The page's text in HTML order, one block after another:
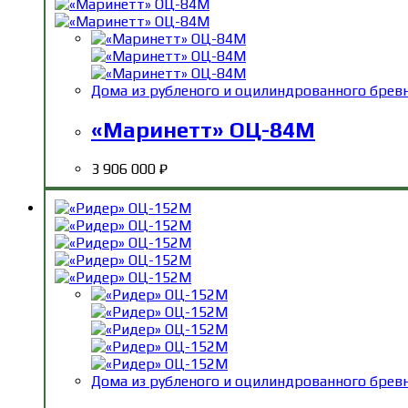
Дома из рубленого и оцилиндрованного
«Маринетт» ОЦ-84М
3 906 000 ₽
Дома из рубленого и оцилиндрованного